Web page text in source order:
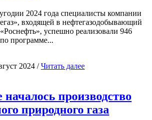
2024 года специалисты компании
входящей в нефтегазодобывающий
успешно реализовали 946
программе...
2024 /Читать далее
производство
природного газа